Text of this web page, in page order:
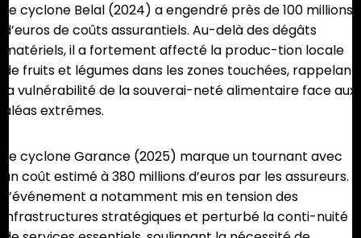
Le cyclone Belal (2024) a engendré près de 100 millions
d’euros de coûts assurantiels. Au-delà des dégâts
matériels, il a fortement affecté la produc-tion locale
de fruits et légumes dans les zones touchées, rappelant
la vulnérabilité de la souverai-neté alimentaire face aux
aléas extrêmes.
Le cyclone Garance (2025) marque un tournant avec
un coût estimé à 380 millions d’euros par les assureurs.
L’événement a notamment mis en tension des
infrastructures stratégiques et perturbé la conti-nuité